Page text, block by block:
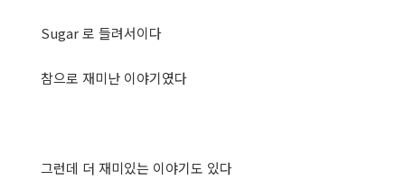
Sugar 로 들려서이다
참으로 재미난 이야기였다
그런데 더 재미있는 이야기도 있다